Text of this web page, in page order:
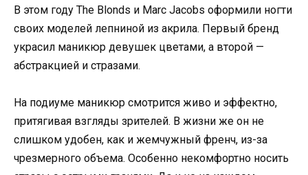
В этом году The Blonds и Marc Jacobs оформили ногти
своих моделей лепниной из акрила. Первый бренд
украсил маникюр девушек цветами, а второй —
абстракцией и стразами.
На подиуме маникюр смотрится живо и эффектно,
притягивая взгляды зрителей. В жизни же он не
слишком удобен, как и жемчужный френч, из-за
чрезмерного объема. Особенно некомфортно носить